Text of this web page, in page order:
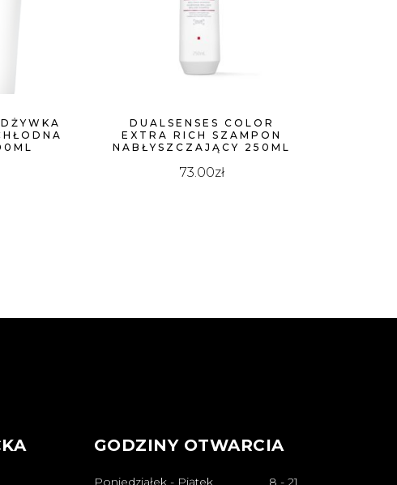
DUALSENSES COLOR
EXTRA RICH SZAMPON
NABŁYSZCZAJĄCY 250ML
73.00zł
GODZINY OTWARCIA
Poniedziałek - Piątek 8 - 21